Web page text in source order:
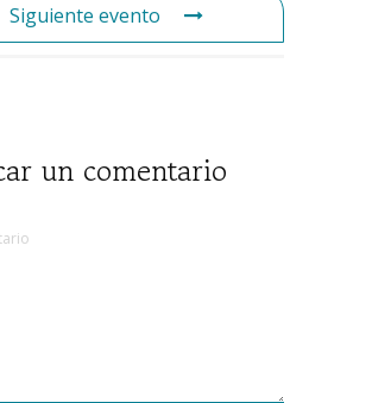
Siguiente evento
un comentario